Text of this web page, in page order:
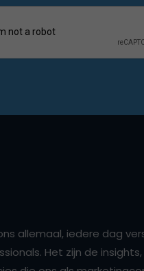
allemaal, iedere dag
Het zijn de insights,